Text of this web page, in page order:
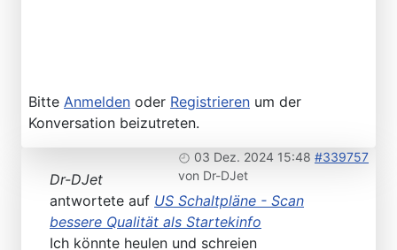
Bitte Anmelden oder Registrieren um der
Konversation beizutreten.
03 Dez. 2024 15:48 #339757
von Dr-DJet
Dr-DJet
antwortete auf US Schaltpläne - Scan
bessere Qualität als Startekinfo
Ich könnte heulen und schreien